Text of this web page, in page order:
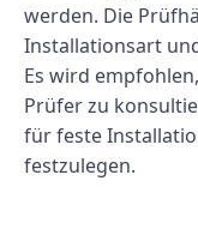
werden. Die
Installationsart
Es wird
Prüfer zu
für feste
festzulegen.